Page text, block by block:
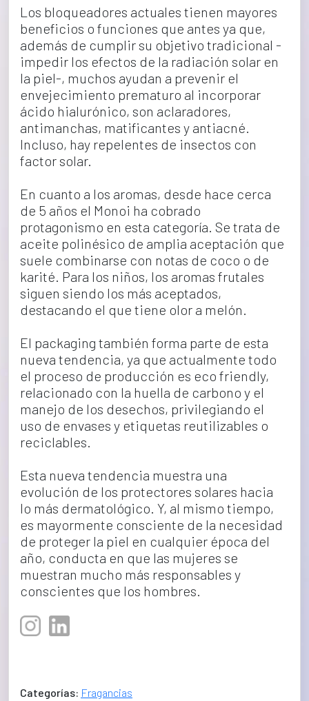
Los bloqueadores actuales tienen mayores
beneficios o funciones que antes ya que,
además de cumplir su objetivo tradicional -
impedir los efectos de la radiación solar en
la piel-, muchos ayudan a prevenir el
envejecimiento prematuro al incorporar
ácido hialurónico, son aclaradores,
antimanchas, matificantes y antiacné.
Incluso, hay repelentes de insectos con
factor solar.
En cuanto a los aromas, desde hace cerca
de 5 años el Monoi ha cobrado
protagonismo en esta categoría. Se trata de
aceite polinésico de amplia aceptación que
suele combinarse con notas de coco o de
karité. Para los niños, los aromas frutales
siguen siendo los más aceptados,
destacando el que tiene olor a melón.
El packaging también forma parte de esta
nueva tendencia, ya que actualmente todo
el proceso de producción es eco friendly,
relacionado con la huella de carbono y el
manejo de los desechos, privilegiando el
uso de envases y etiquetas reutilizables o
reciclables.
Esta nueva tendencia muestra una
evolución de los protectores solares hacia
lo más dermatológico. Y, al mismo tiempo,
es mayormente consciente de la necesidad
de proteger la piel en cualquier época del
año, conducta en que las mujeres se
muestran mucho más responsables y
conscientes que los hombres.
Categorías: Fragancias